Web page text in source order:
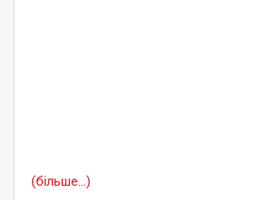
(більше…)